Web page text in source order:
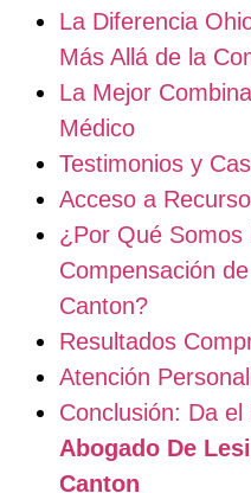
La Diferencia
Más Allá de la
La Mejor
Médico
Testimonios y
Acceso a
¿Por Qué Somos
Compensación
Canton?
Resultados
Atención
Conclusión: Da
Abogado De
Canton